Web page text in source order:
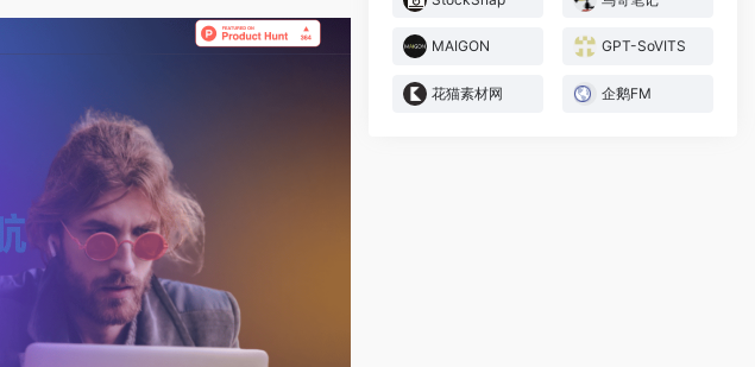
MAIGON GPT-SoVITS
花猫素材网 企鹅FM